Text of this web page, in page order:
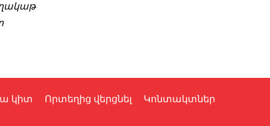
կիտ Որտեղից վերցնել Կոնտակտներ